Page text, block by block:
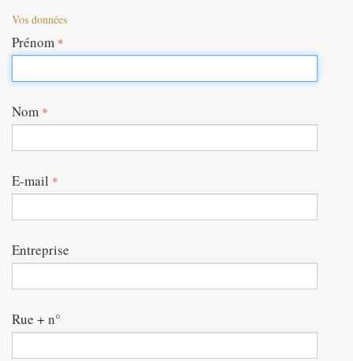
Vos données
Prénom *
Nom *
E-mail *
Entreprise
Rue + n°